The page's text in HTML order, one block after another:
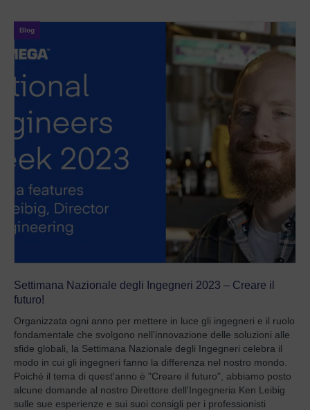
Blog
Settimana Nazionale degli Ingegneri 2023 – Creare il
futuro!
Organizzata ogni anno per mettere in luce gli ingegneri e il ruolo
fondamentale che svolgono nell'innovazione delle soluzioni alle
sfide globali, la Settimana Nazionale degli Ingegneri celebra il
modo in cui gli ingegneri fanno la differenza nel nostro mondo.
Poiché il tema di quest'anno è "Creare il futuro", abbiamo posto
alcune domande al nostro Direttore dell'Ingegneria Ken Leibig
sulle sue esperienze e sui suoi consigli per i professionisti